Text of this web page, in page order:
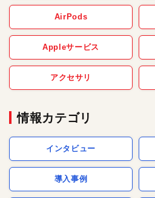
AirPods
Appleサービス
アクセサリ
情報カテゴリ
インタビュー
導入事例